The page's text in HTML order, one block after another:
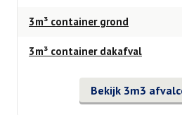
3m³ container grond
3m³ container dakafval
Bekijk 3m3